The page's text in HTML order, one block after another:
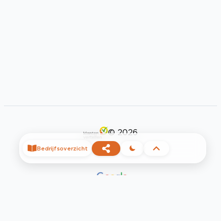
© 2026
Bedrijfsoverzicht